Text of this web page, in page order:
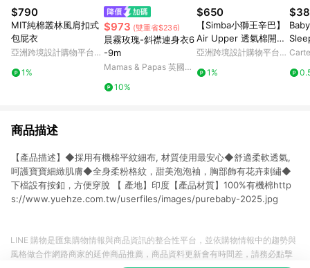
$790
MIT純棉叢林風肩扣式
包屁衣
亞洲跨境設計購物平台
1%
$973 (雙重省$236)
晨霧玫瑰-斜襟連身衣6
-9m
Mamas & Papas 英國第
10%
$650
【Simba小獅王辛巴】
Air Upper 透氣棉開襟
包屁衣80cm/90cm(無
亞洲跨境設計購物平台
1%
商品描述
【產品描述】◆採用有機棉平紋細布, 材質使用最安心◆舒適柔軟透氣,
呵護寶寶細緻肌膚◆全身柔粉格紋，甜美泡泡袖，胸部飾有花卉刺繡◆
下檔設有按釦，方便穿脫 【 產地】印度【產品材質】100%有機棉http
s://www.yuehze.com.tw/userfiles/images/purebaby-2025.jpg
LINE 購物是匯集購物情報與商品資訊的整合性平台，並依購物情報中的趨勢與
風格做合作網路商家的延伸商品推薦，商品資料更新會有時間差，請務必點擊